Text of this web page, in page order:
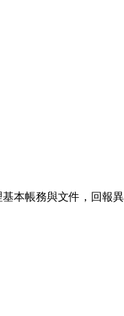
本帳務與文件，回報